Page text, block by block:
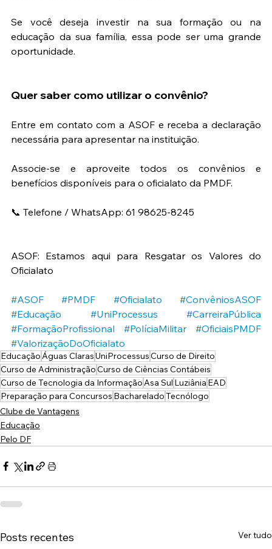
Se você deseja investir na sua formação ou na
educação da sua família, essa pode ser uma grande
oportunidade.
Quer saber como utilizar o convênio?
Entre em contato com a ASOF e receba a declaração
necessária para apresentar na instituição.
Associe-se e aproveite todos os convênios e
benefícios disponíveis para o oficialato da PMDF.
📞 Telefone / WhatsApp: 61 98625-8245
ASOF: Estamos aqui para Resgatar os Valores do
Oficialato
#ASOF #PMDF #Oficialato
#ConvêniosASOF
#Educação
#UniProcessus
#CarreiraPública
#FormaçãoProfissional
#PolíciaMilitar
#OficiaisPMDF
#ValorizaçãoDoOficialato
EducaçãoÁguas ClarasUniProcessusCurso de Direito
Curso de AdministraçãoCurso de Ciências Contábeis
Curso de Tecnologia da InformaçãoAsa Sul Luziânia EAD
Preparação para Concursos BachareladoTecnólogo
Clube de Vantagens
Educação
Pelo DF
Posts recentes Ver tudo